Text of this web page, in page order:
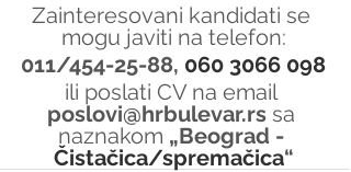
Zainteresovani kandidati se
mogu javiti na telefon:
011/454-25-88, 060 3066 098
ili poslati CV na email
poslovi@hrbulevar.rs sa
naznakom „Beograd -
Čistačica/spremačica“